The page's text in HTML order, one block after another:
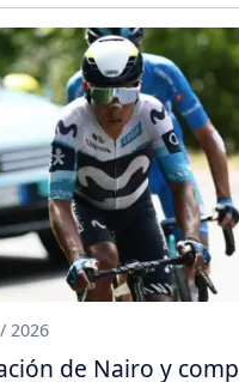
2026
de Nairo y